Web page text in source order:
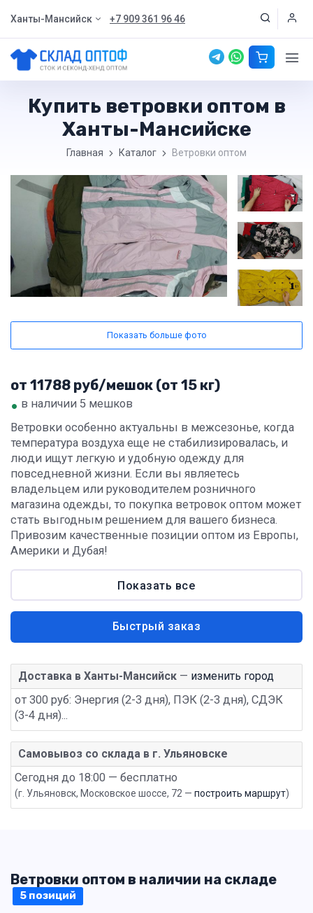
Ханты-Мансийск +7 909 361 96 46
Купить ветровки оптом в
Ханты-Мансийске
Главная Каталог Ветровки оптом
Показать больше фото
от 11788 руб/мешок (от 15 кг)
• в наличии 5 мешков
Ветровки особенно актуальны в межсезонье, когда
температура воздуха еще не стабилизировалась, и
люди ищут легкую и удобную одежду для
повседневной жизни. Если вы являетесь
владельцем или руководителем розничного
магазина одежды, то покупка ветровок оптом может
стать выгодным решением для вашего бизнеса.
Привозим качественные позиции оптом из Европы,
Америки и Дубая!
Показать все
Быстрый заказ
Доставка в Ханты-Мансийск — изменить город
от 300 руб: Энергия (2-3 дня), ПЭК (2-3 дня), СДЭК
(3-4 дня)...
Самовывоз со склада в г. Ульяновске
Сегодня до 18:00 — бесплатно
(г. Ульяновск, Московское шоссе, 72 — построить маршрут)
Ветровки оптом в наличии на складе
5 позиций